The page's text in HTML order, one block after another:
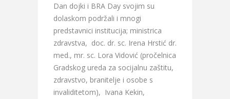
Dan dojki i BRA Day svojim su
dolaskom podržali i mnogi
predstavnici institucija; ministrica
zdravstva, doc. dr. sc. Irena Hrstić dr.
med., mr. sc. Lora Vidović (pročelnica
Gradskog ureda za socijalnu zaštitu,
zdravstvo, branitelje i osobe s
invaliditetom), Ivana Kekin,